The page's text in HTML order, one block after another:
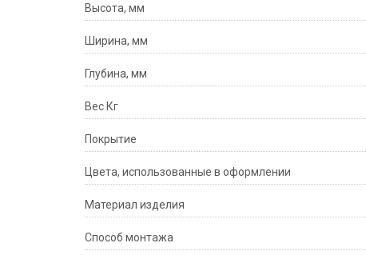
Высота, мм
Ширина, мм
Глубина, мм
Вес Кг
Покрытие
Цвета, использованные в оформлении
Материал изделия
Способ монтажа